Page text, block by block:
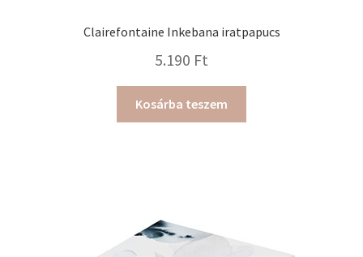
Clairefontaine Inkebana iratpapucs
5.190 Ft
Kosárba teszem